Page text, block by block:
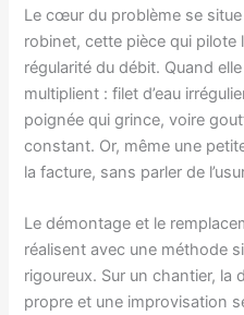
Le cœur du problème se
robinet, cette pièce qui pilote
régularité du débit. Quand
multiplient : filet d’eau
poignée qui grince, voire
constant. Or, même une
la facture, sans parler de
Le démontage et le
réalisent avec une méthode
rigoureux. Sur un chantier, la
propre et une improvisation